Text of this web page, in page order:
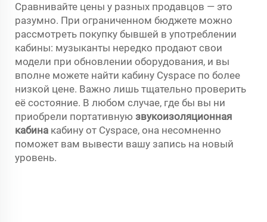
Сравнивайте цены у разных продавцов — это
разумно. При ограниченном бюджете можно
рассмотреть покупку бывшей в употреблении
кабины: музыканты нередко продают свои
модели при обновлении оборудования, и вы
вполне можете найти кабину Cyspace по более
низкой цене. Важно лишь тщательно проверить
её состояние. В любом случае, где бы вы ни
приобрели портативную звукоизоляционная
кабина кабину от Cyspace, она несомненно
поможет вам вывести вашу запись на новый
уровень.